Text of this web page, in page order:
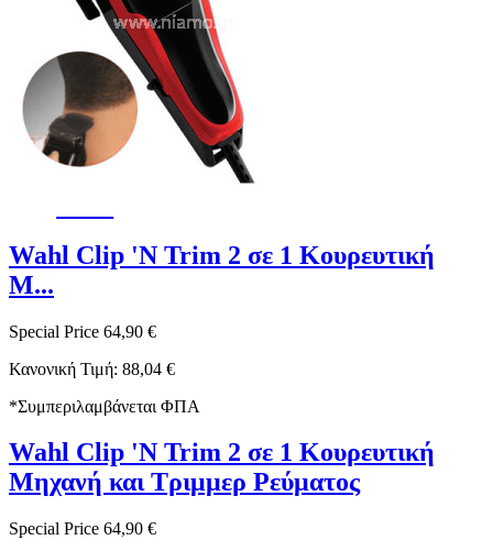
Wahl Clip 'N Trim 2 σε 1 Κουρευτική
Μ...
Special Price 64,90 €
Κανονική Τιμή: 88,04 €
*Συμπεριλαμβάνεται ΦΠΑ
Wahl Clip 'N Trim 2 σε 1 Κουρευτική
Μηχανή και Τριμμερ Ρεύματος
Special Price 64,90 €